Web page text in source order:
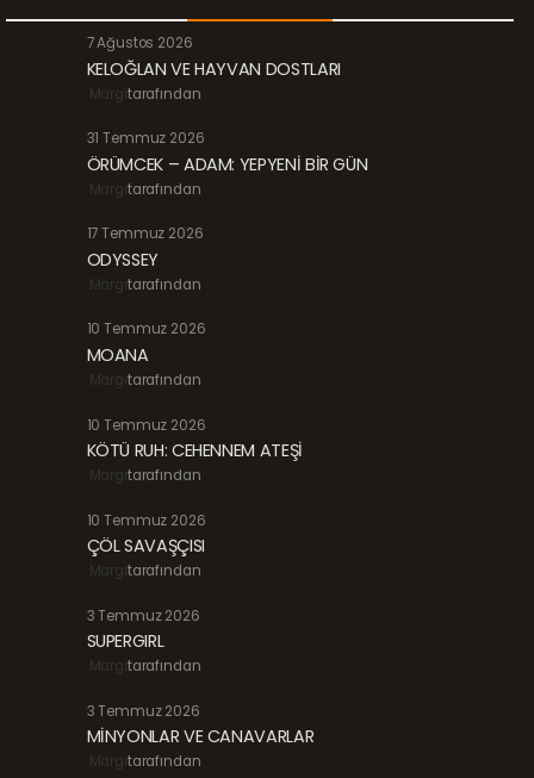
7 Ağustos 2026
KELOĞLAN VE HAYVAN DOSTLARI
Margitarafından
31 Temmuz 2026
ÖRÜMCEK – ADAM: YEPYENİ BİR GÜN
Margitarafından
17 Temmuz 2026
ODYSSEY
Margitarafından
10 Temmuz 2026
MOANA
Margitarafından
10 Temmuz 2026
KÖTÜ RUH: CEHENNEM ATEŞİ
Margitarafından
10 Temmuz 2026
ÇÖL SAVAŞÇISI
Margitarafından
3 Temmuz 2026
SUPERGIRL
Margitarafından
3 Temmuz 2026
MİNYONLAR VE CANAVARLAR
Margitarafından